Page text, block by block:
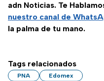
adn Noticias. Te
nuestro canal de
la palma de tu mano.
Tags relacionados
PNA Edomex